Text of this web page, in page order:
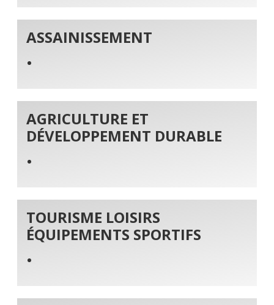
ASSAINISSEMENT
AGRICULTURE ET
DÉVELOPPEMENT DURABLE
TOURISME LOISIRS
ÉQUIPEMENTS SPORTIFS